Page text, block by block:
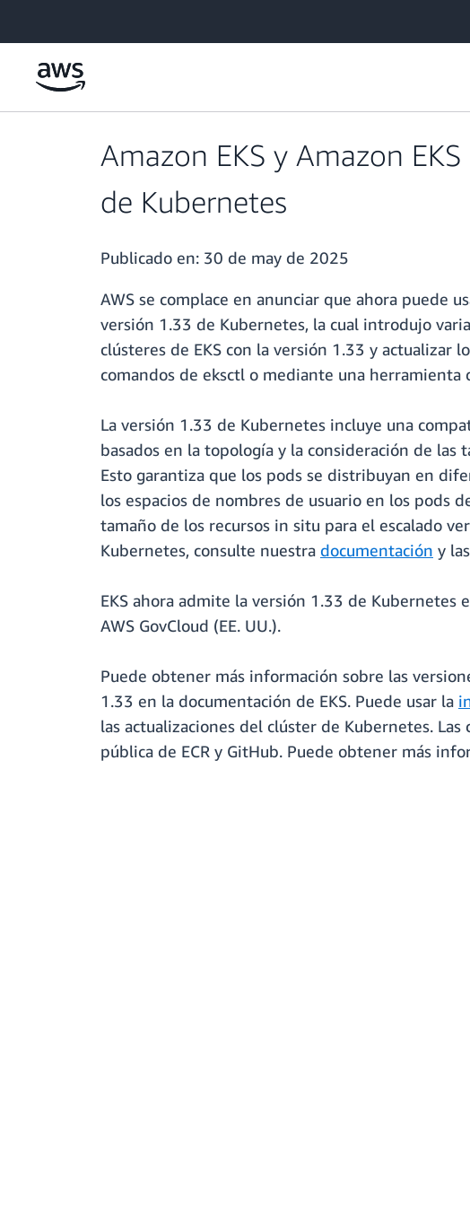
Amazon EKS y Amazon
de Kubernetes
Publicado en: 30 de may de 2025
AWS se complace en anunciar que ahora puede
versión 1.33 de Kubernetes, la cual introdujo
clústeres de EKS con la versión 1.33 y actualizar
comandos de eksctl o mediante una herramienta
La versión 1.33 de Kubernetes incluye una
basados en la topología y la consideración de
Esto garantiza que los pods se distribuyan en
los espacios de nombres de usuario en los pods
tamaño de los recursos in situ para el escalado
Kubernetes, consulte nuestra documentación y las
EKS ahora admite la versión 1.33 de Kubernetes
AWS GovCloud (EE. UU.).
Puede obtener más información sobre las
1.33 en la documentación de EKS. Puede usar la
las actualizaciones del clúster de Kubernetes.
pública de ECR y GitHub. Puede obtener más